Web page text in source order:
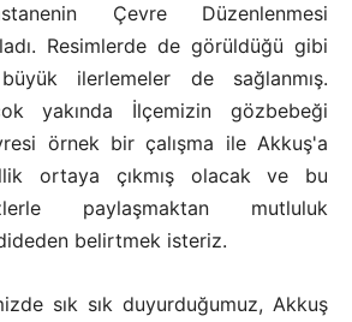
Çevre Düzenlenmesi
Resimlerde de görüldüğü gibi
ilerlemeler de sağlanmış.
yakında İlçemizin gözbebeği
örnek bir çalışma ile Akkuş'a
ortaya çıkmış olacak ve bu
paylaşmaktan mutluluk
belirtmek isteriz.
sık sık duyurduğumuz, Akkuş